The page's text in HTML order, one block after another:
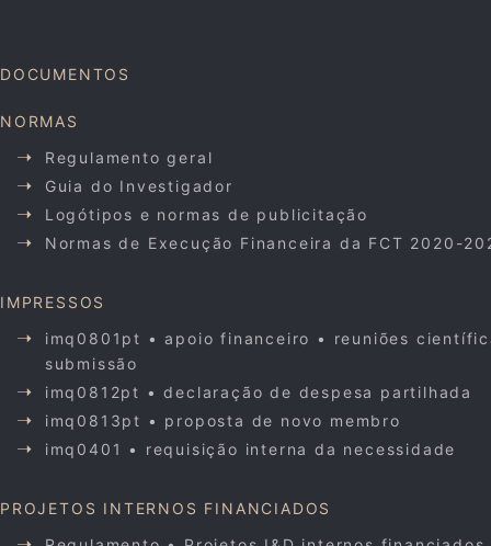
DOCUMENTOS
NORMAS
Regulamento geral
Guia do Investigador
Logótipos e normas de publicitação
Normas de Execução Financeira da FCT 2020-
IMPRESSOS
imq0801pt • apoio financeiro • reuniões
submissão
imq0812pt • declaração de despesa partilhada
imq0813pt • proposta de novo membro
imq0401 • requisição interna da necessidade
PROJETOS INTERNOS FINANCIADOS